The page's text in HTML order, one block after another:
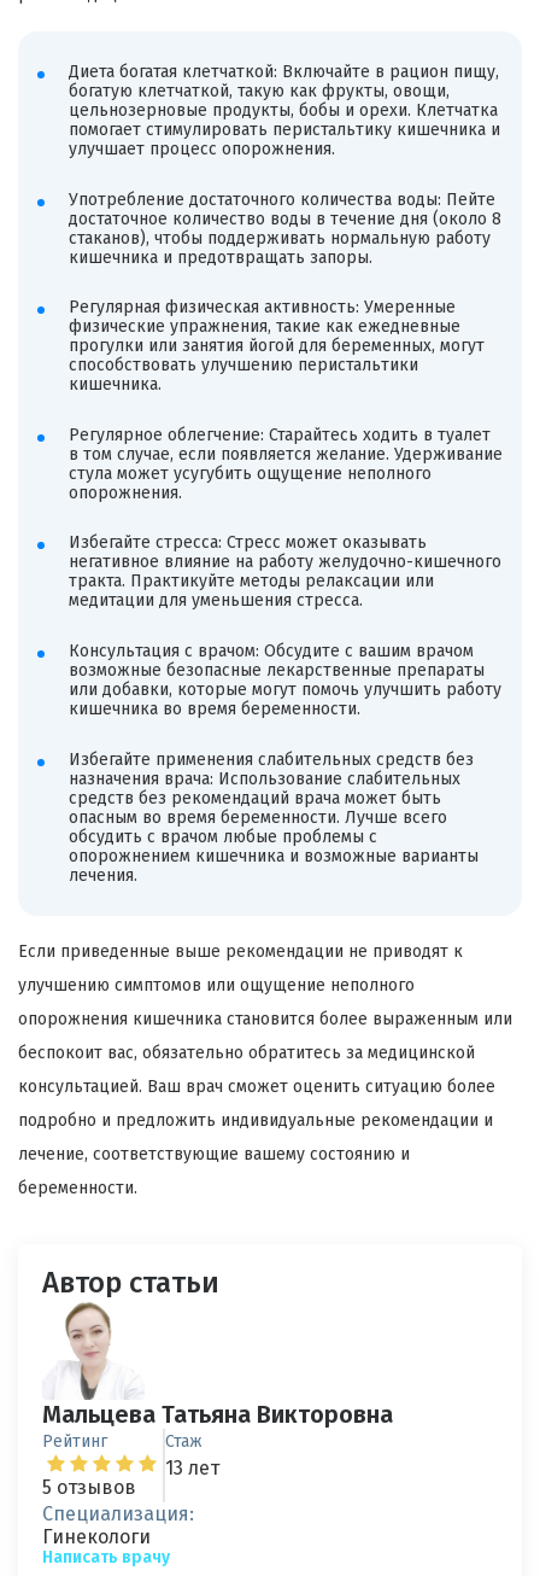
Диета богатая клетчаткой: Включайте в рацион пищу,
богатую клетчаткой, такую как фрукты, овощи,
цельнозерновые продукты, бобы и орехи. Клетчатка
помогает стимулировать перистальтику кишечника и
улучшает процесс опорожнения.
Употребление достаточного количества воды: Пейте
достаточное количество воды в течение дня (около 8
стаканов), чтобы поддерживать нормальную работу
кишечника и предотвращать запоры.
Регулярная физическая активность: Умеренные
физические упражнения, такие как ежедневные
прогулки или занятия йогой для беременных, могут
способствовать улучшению перистальтики
кишечника.
Регулярное облегчение: Старайтесь ходить в туалет
в том случае, если появляется желание. Удерживание
стула может усугубить ощущение неполного
опорожнения.
Избегайте стресса: Стресс может оказывать
негативное влияние на работу желудочно-кишечного
тракта. Практикуйте методы релаксации или
медитации для уменьшения стресса.
Консультация с врачом: Обсудите с вашим врачом
возможные безопасные лекарственные препараты
или добавки, которые могут помочь улучшить работу
кишечника во время беременности.
Избегайте применения слабительных средств без
назначения врача: Использование слабительных
средств без рекомендаций врача может быть
опасным во время беременности. Лучше всего
обсудить с врачом любые проблемы с
опорожнением кишечника и возможные варианты
лечения.
Если приведенные выше рекомендации не приводят к
улучшению симптомов или ощущение неполного
опорожнения кишечника становится более выраженным или
беспокоит вас, обязательно обратитесь за медицинской
консультацией. Ваш врач сможет оценить ситуацию более
подробно и предложить индивидуальные рекомендации и
лечение, соответствующие вашему состоянию и
беременности.
Автор статьи
Мальцева Татьяна Викторовна
Рейтинг
5 отзывов
Стаж
13 лет
Специализация:
Гинекологи
Написать врачу